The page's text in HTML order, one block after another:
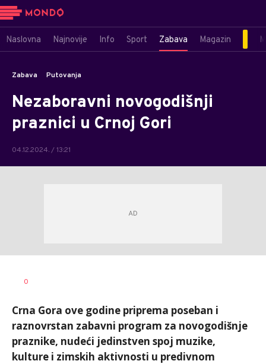
Naslovna Najnovije Info Sport Zabava Magazin
Zabava Putovanja
Nezaboravni novogodišnji
praznici u Crnoj Gori
04.12.2024. / 13:21
AUTOR
0
Crna Gora ove godine priprema poseban i
raznovrstan zabavni program za novogodišnje
praznike, nudeći jedinstven spoj muzike,
kulture i zimskih aktivnosti u predivnom